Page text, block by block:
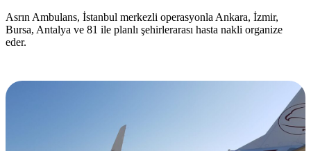
Asrın Ambulans, İstanbul merkezli operasyonla Ankara, İzmir,
Bursa, Antalya ve 81 ile planlı şehirlerarası hasta nakli organize
eder.